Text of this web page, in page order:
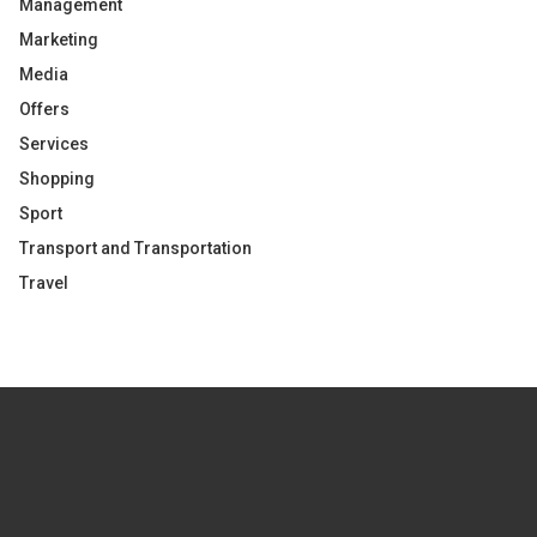
Management
Marketing
Media
Offers
Services
Shopping
Sport
Transport and Transportation
Travel